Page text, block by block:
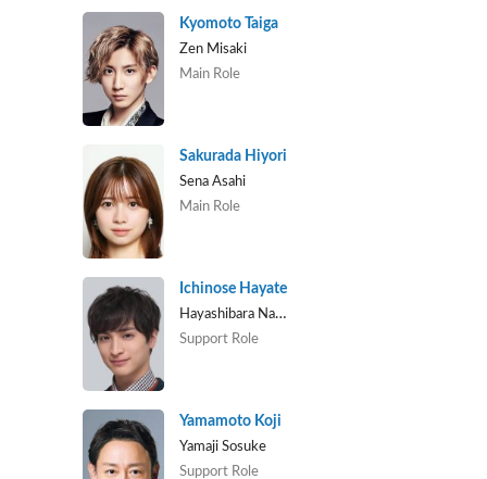
Kyomoto Taiga
Zen Misaki
Main Role
Sakurada Hiyori
Sena Asahi
Main Role
Ichinose Hayate
Hayashibara Natsuki
Support Role
Yamamoto Koji
Yamaji Sosuke
Support Role